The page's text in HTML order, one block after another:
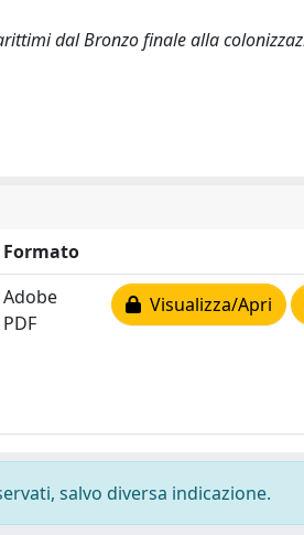
dal Bronzo finale alla
Formato
Adobe
PDF
Visualizza/Apri
salvo diversa indicazione.